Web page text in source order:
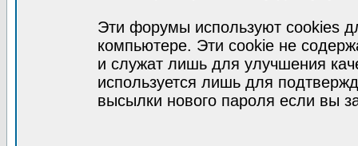
Эти форумы используют cookies
компьютере. Эти cookie не
и служат лишь для улучшения
используется лишь для
высылки нового пароля если вы